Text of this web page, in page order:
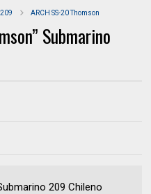
ARCH SS-20 Thomson
Submarino
209 Chileno